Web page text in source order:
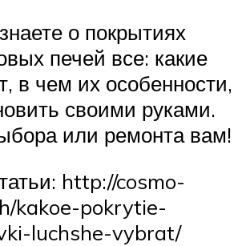
о покрытиях
печей все: какие
в чем их особенности,
своими руками.
или ремонта вам!
http://cosmo-
kakoe-pokrytie-
luchshe-vybrat/